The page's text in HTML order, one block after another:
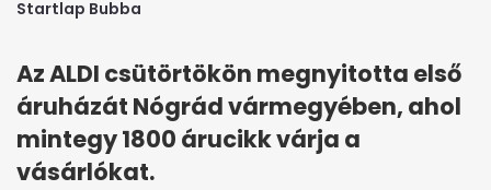
Startlap Bubba
Az ALDI csütörtökön megnyitotta első
áruházát Nógrád vármegyében, ahol
mintegy 1800 árucikk várja a
vásárlókat.